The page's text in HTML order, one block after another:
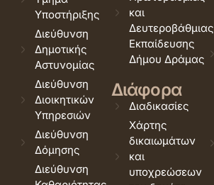
Υποστήριξης
Διεύθυνση
Δημοτικής
Αστυνομίας
Διεύθυνση
Διοικητικών
Υπηρεσιών
Διεύθυνση
Δόμησης
Διεύθυνση
και
Δευτεροβάθμιας
Εκπαίδευσης
Δήμου Δράμας
Διάφορα
Διαδικασίες
Χάρτης
δικαιωμάτων
και
υποχρεώσεων